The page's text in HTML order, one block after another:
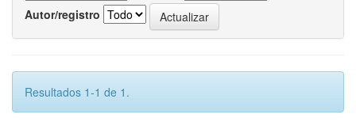
Autor/registro
Resultados 1-1 de 1.